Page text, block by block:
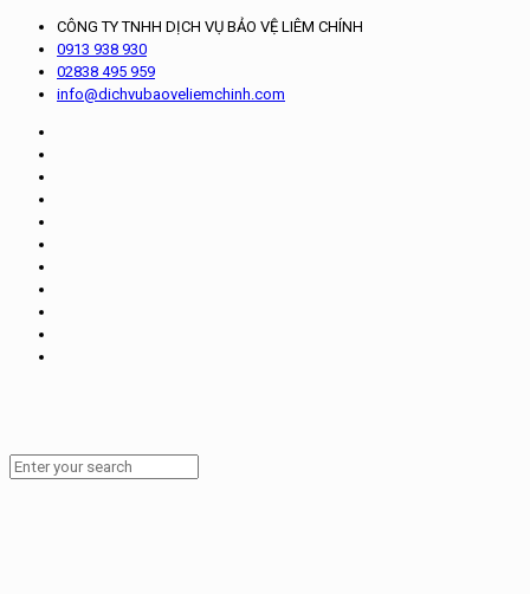
CÔNG TY TNHH DỊCH VỤ BẢO VỆ LIÊM CHÍNH
0913 938 930
02838 495 959
info@dichvubaoveliemchinh.com